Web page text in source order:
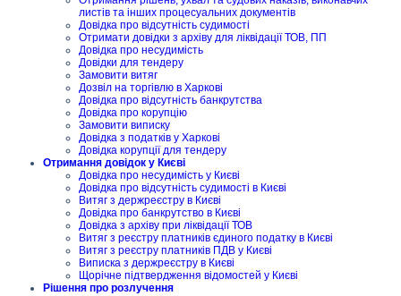
листів та інших процесуальних документів
Довідка про відсутність судимості
Отримати довідки з архіву для ліквідації ТОВ, ПП
Довідка про несудимість
Довідки для тендеру
Замовити витяг
Дозвіл на торгівлю в Харкові
Довідка про відсутність банкрутства
Довідка про корупцію
Замовити виписку
Довідка з податків у Харкові
Довідка корупції для тендеру
Отримання довідок у Києві
Довідка про несудимість у Києві
Довідка про відсутність судимості в Києві
Витяг з держреєстру в Києві
Довідка про банкрутство в Києві
Довідка з архіву при ліквідації ТОВ
Витяг з реєстру платників єдиного податку в Києві
Витяг з реєстру платників ПДВ у Києві
Виписка з держреєстру в Києві
Щорічне підтвердження відомостей у Києві
Рішення про розлучення